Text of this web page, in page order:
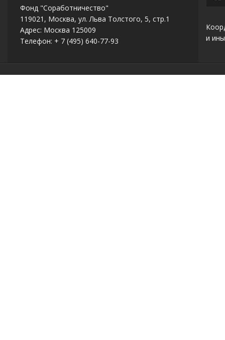
Фонд "Соработничество"
119021, Москва, ул. Льва Толстого, 5, стр.1
Адрес: Москва 125009
Телефон: + 7 (495) 640-77-93
и